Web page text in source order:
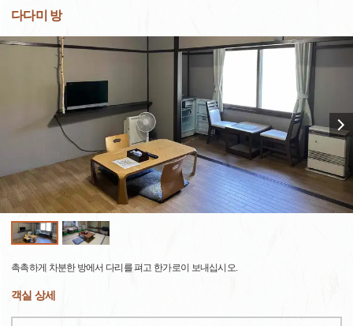
다다미 방
촉촉하게 차분한 방에서 다리를 펴고 한가로이 보내십시오.
객실 상세